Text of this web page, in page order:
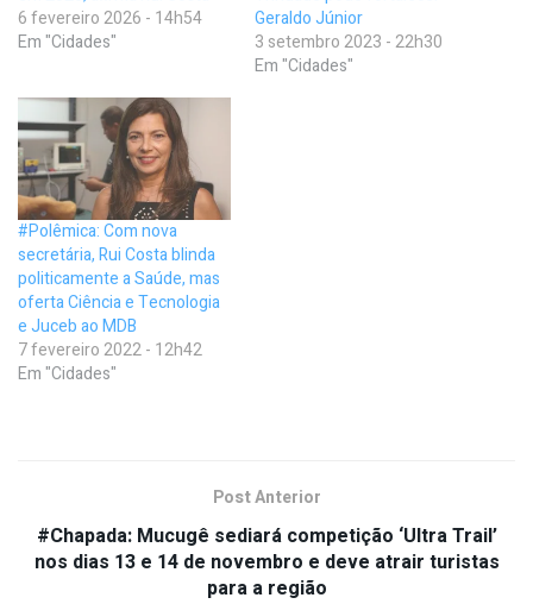
6 fevereiro 2026 - 14h54
Em "Cidades"
Geraldo Júnior
3 setembro 2023 - 22h30
Em "Cidades"
#Polêmica: Com nova
secretária, Rui Costa blinda
politicamente a Saúde, mas
oferta Ciência e Tecnologia
e Juceb ao MDB
7 fevereiro 2022 - 12h42
Em "Cidades"
Post Anterior
#Chapada: Mucugê sediará competição ‘Ultra Trail’
nos dias 13 e 14 de novembro e deve atrair turistas
para a região